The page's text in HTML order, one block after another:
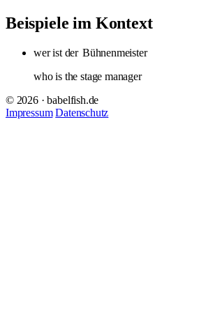
Beispiele im Kontext
wer ist der Bühnenmeister
who is the stage manager
© 2026 · babelfish.de
Impressum Datenschutz